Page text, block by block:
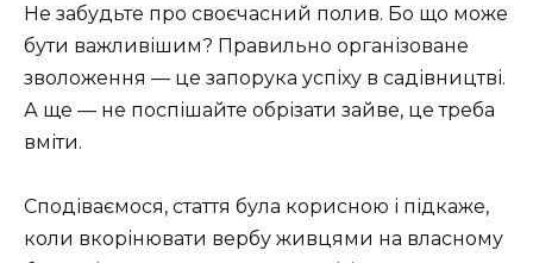
Не забудьте про своєчасний полив. Бо що може
бути важливішим? Правильно організоване
зволоження — це запорука успіху в садівництві.
А ще — не поспішайте обрізати зайве, це треба
вміти.
Сподіваємося, стаття була корисною і підкаже,
коли вкорінювати вербу живцями на власному